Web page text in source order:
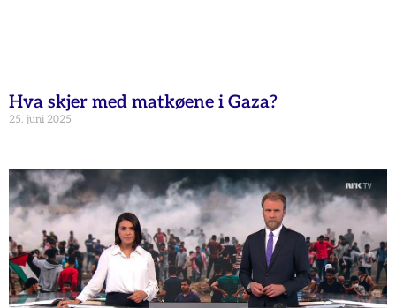
Hva skjer med matkøene i Gaza?
25. juni 2025